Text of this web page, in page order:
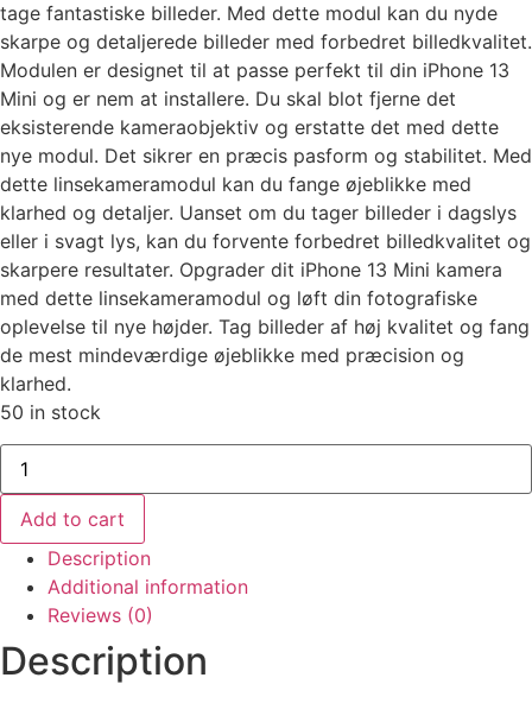
tage fantastiske billeder. Med dette modul kan du nyde
skarpe og detaljerede billeder med forbedret billedkvalitet.
Modulen er designet til at passe perfekt til din iPhone 13
Mini og er nem at installere. Du skal blot fjerne det
eksisterende kameraobjektiv og erstatte det med dette
nye modul. Det sikrer en præcis pasform og stabilitet. Med
dette linsekameramodul kan du fange øjeblikke med
klarhed og detaljer. Uanset om du tager billeder i dagslys
eller i svagt lys, kan du forvente forbedret billedkvalitet og
skarpere resultater. Opgrader dit iPhone 13 Mini kamera
med dette linsekameramodul og løft din fotografiske
oplevelse til nye højder. Tag billeder af høj kvalitet og fang
de mest mindeværdige øjeblikke med præcision og
klarhed.
50 in stock
iPhone
Mini
Lens
Kamera
quantity
Add to cart
Description
Additional information
Reviews (0)
Description